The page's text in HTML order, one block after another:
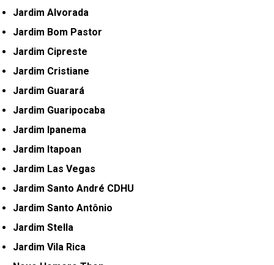
Jardim Alvorada
Jardim Bom Pastor
Jardim Cipreste
Jardim Cristiane
Jardim Guarará
Jardim Guaripocaba
Jardim Ipanema
Jardim Itapoan
Jardim Las Vegas
Jardim Santo André CDHU
Jardim Santo Antônio
Jardim Stella
Jardim Vila Rica